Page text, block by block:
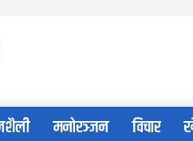
मनोरञ्जन विचार